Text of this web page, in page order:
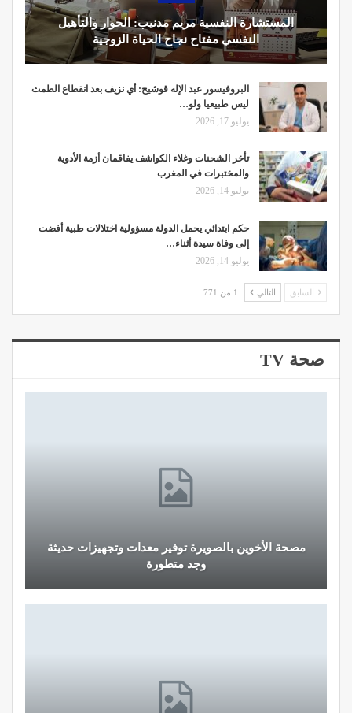
المستشارة النفسية مريم مدنيب: الحوار والتأهيل
النفسي مفتاح نجاح الحياة الزوجية
البروفيسور عبد الإله قوشيح: أي نزيف بعد انقطاع الطمث
ليس طبيعيا ولو…
يوليو 17, 2026
تأخر الشحنات وغلاء الكواشف يفاقمان أزمة الأدوية
والمختبرات في المغرب
يوليو 14, 2026
حكم ابتدائي يحمل الدولة مسؤولية اختلالات طبية أفضت
إلى وفاة سيدة أثناء…
يوليو 14, 2026
السابق التالي 1 من 771
صحة TV
مصحة الأخوين بالصويرة توفير معدات وتجهيزات حديثة
وجد متطورة